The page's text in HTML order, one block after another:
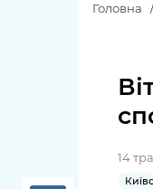
Головна
14